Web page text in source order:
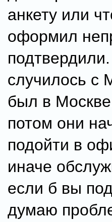
анкету или
оформил
случилось с
был в
потом они
подойти в
иначе
если б вы
думаю